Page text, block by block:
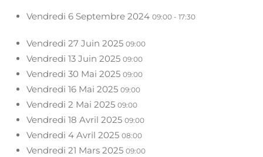
Vendredi 6 Septembre 2024 09:00 - 17:30
Vendredi 27 Juin 2025 09:00
Vendredi 13 Juin 2025 09:00
Vendredi 30 Mai 2025 09:00
Vendredi 16 Mai 2025 09:00
Vendredi 2 Mai 2025 09:00
Vendredi 18 Avril 2025 09:00
Vendredi 4 Avril 2025 08:00
Vendredi 21 Mars 2025 09:00